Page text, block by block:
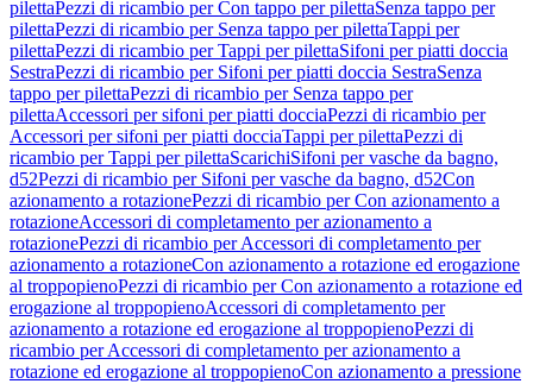
pilettaPezzi di ricambio per Con tappo per pilettaSenza tappo per
pilettaPezzi di ricambio per Senza tappo per pilettaTappi per
pilettaPezzi di ricambio per Tappi per pilettaSifoni per piatti doccia
SestraPezzi di ricambio per Sifoni per piatti doccia SestraSenza
tappo per pilettaPezzi di ricambio per Senza tappo per
pilettaAccessori per sifoni per piatti docciaPezzi di ricambio per
Accessori per sifoni per piatti docciaTappi per pilettaPezzi di
ricambio per Tappi per pilettaScarichiSifoni per vasche da bagno,
d52Pezzi di ricambio per Sifoni per vasche da bagno, d52Con
azionamento a rotazionePezzi di ricambio per Con azionamento a
rotazioneAccessori di completamento per azionamento a
rotazionePezzi di ricambio per Accessori di completamento per
azionamento a rotazioneCon azionamento a rotazione ed erogazione
al troppopienoPezzi di ricambio per Con azionamento a rotazione ed
erogazione al troppopienoAccessori di completamento per
azionamento a rotazione ed erogazione al troppopienoPezzi di
ricambio per Accessori di completamento per azionamento a
rotazione ed erogazione al troppopienoCon azionamento a pressione